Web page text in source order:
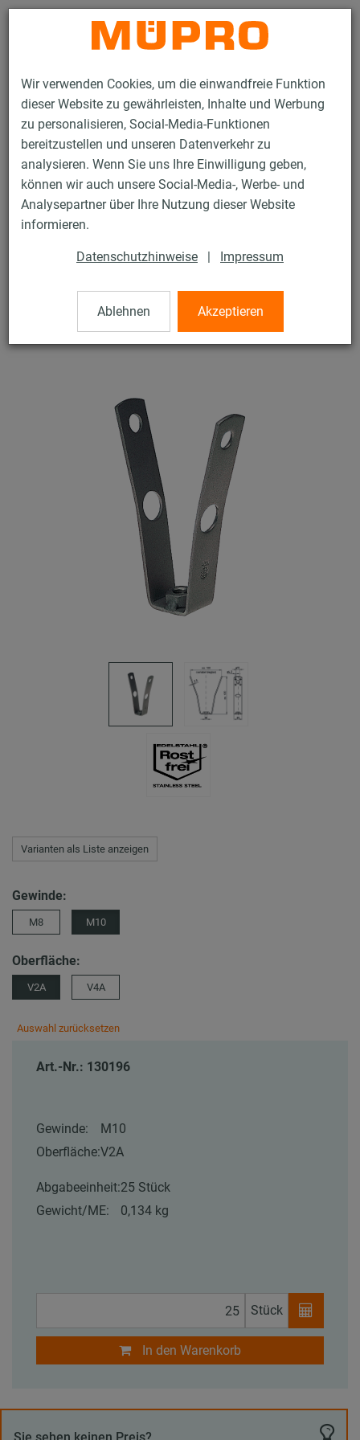
Wir verwenden Cookies, um die einwandfreie Funktion
dieser Website zu gewährleisten, Inhalte und Werbung
zu personalisieren, Social-Media-Funktionen
bereitzustellen und unseren Datenverkehr zu
analysieren. Wenn Sie uns Ihre Einwilligung geben,
können wir auch unsere Social-Media-, Werbe- und
Analysepartner über Ihre Nutzung dieser Website
informieren.
Datenschutzhinweise | Impressum
Ablehnen Akzeptieren
Kontakt
Produkte Befestigungstechnik Montageteile Trapezblechhänger
68 / 81
Trapezblechhänger
V2A Trapezblechhänger mit aufgeschweißter Mutter M10
Varianten als Liste anzeigen
Gewinde:
M8 M10
Oberfläche:
V2A V4A
Auswahl zurücksetzen
Art.-Nr.: 130196
Gewinde:
M10
Oberfläche:V2A
Abgabeeinheit:25 Stück
Gewicht/ME:
0,134 kg
Stück
In den Warenkorb